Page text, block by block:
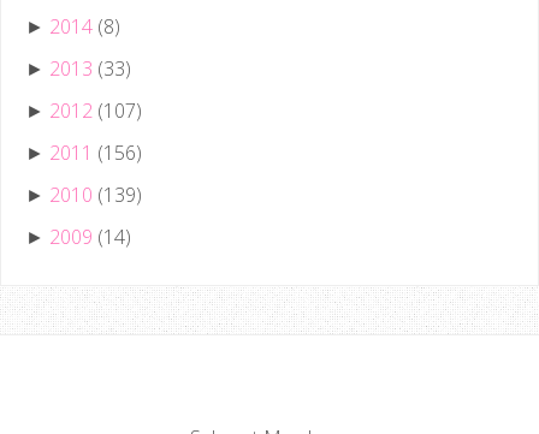
► 2014 (8)
► 2013 (33)
► 2012 (107)
► 2011 (156)
► 2010 (139)
► 2009 (14)